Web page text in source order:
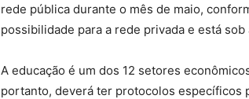
rede pública durante o mês de maio,
possibilidade para a rede privada e está sob
A educação é um dos 12 setores
portanto, deverá ter protocolos específicos